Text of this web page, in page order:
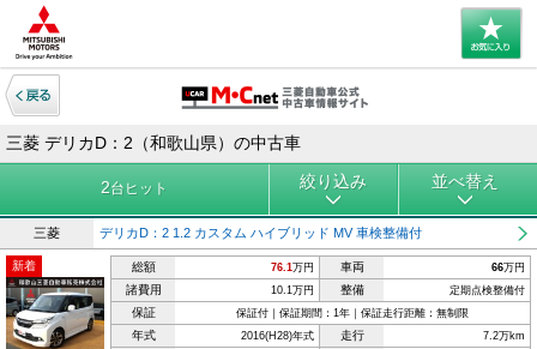
三菱 デリカD：2（和歌山県）の中古車
2台ヒット 絞り込み 並べ替え
三菱 デリカD：2 1.2 カスタム ハイブリッド MV 車検整備付
新着 総額 76.1万円 車両 66万円
諸費用 10.1万円 整備 定期点検整備付
保証 保証付｜保証期間：1年｜保証走行距離：無制限
年式 2016(H28)年式 走行 7.2万km